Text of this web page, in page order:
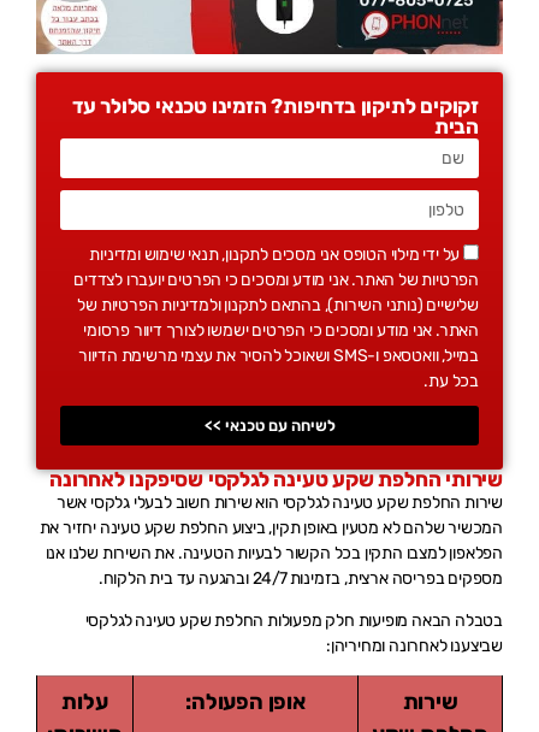
זקוקים לתיקון בדחיפות? הזמינו טכנאי סלולר עד
הבית
על ידי מילוי הטופס אני מסכים לתקנון, תנאי שימוש ומדיניות
הפרטיות של האתר. אני מודע ומסכים כי הפרטים יועברו לצדדים
שלישיים (נותני השירות), בהתאם לתקנון ולמדיניות הפרטיות של
האתר. אני מודע ומסכים כי הפרטים ישמשו לצורך דיוור פרסומי
במייל, וואטסאפ ו-SMS ושאוכל להסיר את עצמי מרשימת הדיוור
בכל עת.
לשיחה עם טכנאי >>
שירותי החלפת שקע טעינה לגלקסי שסיפקנו לאחרונה
שירות החלפת שקע טעינה לגלקסי הוא שירות חשוב לבעלי גלקסי אשר
המכשיר שלהם לא מטעין באופן תקין, ביצוע החלפת שקע טעינה יחזיר את
הפלאפון למצבו התקין בכל הקשור לבעיות הטעינה. את השירות שלנו אנו
מספקים בפריסה ארצית, בזמינות 24/7 ובהגעה עד בית הלקוח.
בטבלה הבאה מופיעות חלק מפעולות החלפת שקע טעינה לגלקסי
שביצענו לאחרונה ומחיריהן:
שירות
אופן הפעולה:
עלות